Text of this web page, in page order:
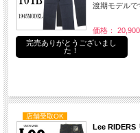
渡期モデルで
価格：
完売ありがとうございまし
た！
店舗受取OK
Lee RIDERS